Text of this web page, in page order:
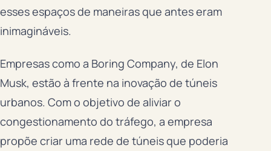
esses espaços de maneiras que antes eram
inimagináveis.
Empresas como a Boring Company, de Elon
Musk, estão à frente na inovação de túneis
urbanos. Com o objetivo de aliviar o
congestionamento do tráfego, a empresa
propõe criar uma rede de túneis que poderia